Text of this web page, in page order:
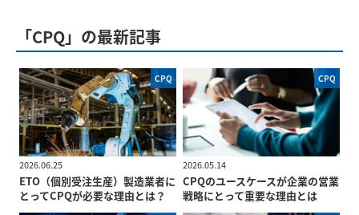
「CPQ」の最新記事
CPQ
2026.06.25
ETO（個別受注生産）製造業者に
とってCPQが必要な理由とは？
CPQ
2026.05.14
CPQのユースケースが企業の営業
戦略にとって重要な理由とは